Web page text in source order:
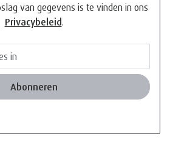
van gegevens is te vinden in ons
Privacybeleid.
Abonneren